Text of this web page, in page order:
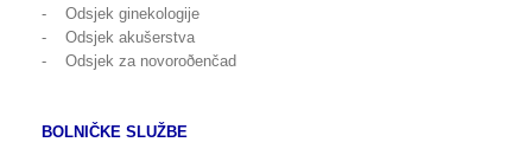
- Odsjek ginekologije
- Odsjek akušerstva
- Odsjek za novoroðenčad
BOLNIČKE SLUŽBE